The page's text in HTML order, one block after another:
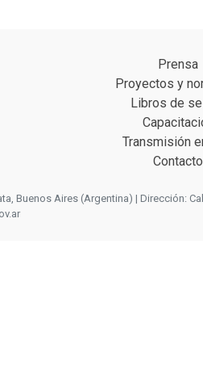
Prensa
Proyectos y
Libros de
Transmisión
Contacto
Buenos Aires (Argentina) | Dirección: